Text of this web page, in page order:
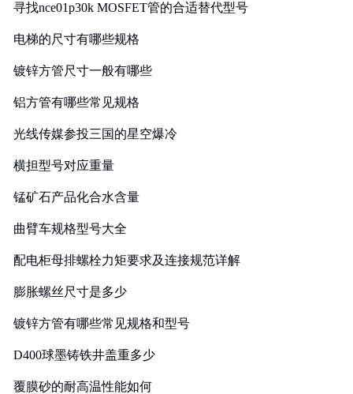
寻找nce01p30k MOSFET管的合适替代型号
电梯的尺寸有哪些规格
镀锌方管尺寸一般有哪些
铝方管有哪些常见规格
光线传媒参投三国的星空爆冷
横担型号对应重量
锰矿石产品化合水含量
曲臂车规格型号大全
配电柜母排螺栓力矩要求及连接规范详解
膨胀螺丝尺寸是多少
镀锌方管有哪些常见规格和型号
D400球墨铸铁井盖重多少
覆膜砂的耐高温性能如何